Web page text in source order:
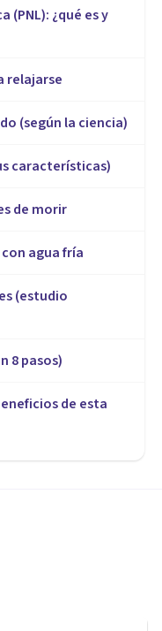
¿qué es y
relajarse
(según la ciencia)
características)
de morir
agua fría
(estudio
8 pasos)
de esta